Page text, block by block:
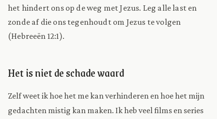
het hindert ons op de weg met Jezus. Leg alle last en
zonde af die ons tegenhoudt om Jezus te volgen
(Hebreeën 12:1).
Het is niet de schade waard
Zelf weet ik hoe het me kan verhinderen en hoe het mijn
gedachten mistig kan maken. Ik heb veel films en series